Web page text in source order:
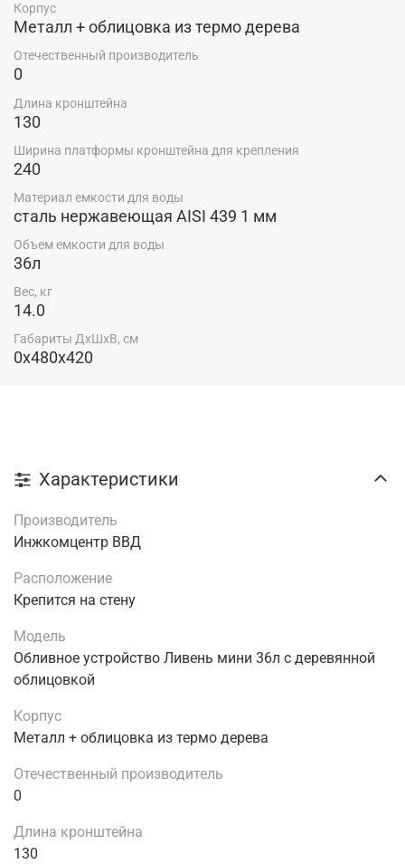
Корпус
Металл + облицовка из термо дерева
Отечественный производитель
0
Длина кронштейна
130
Ширина платформы кронштейна для крепления
240
Материал емкости для воды
сталь нержавеющая AISI 439 1 мм
Объем емкости для воды
36л
Вес, кг
14.0
Габариты ДхШхВ, см
0x480x420
Характеристики
Производитель
Инжкомцентр ВВД
Расположение
Крепится на стену
Модель
Обливное устройство Ливень мини 36л с деревянной
облицовкой
Корпус
Металл + облицовка из термо дерева
Отечественный производитель
0
Длина кронштейна
130